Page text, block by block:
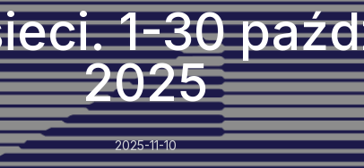
1-30
2025
2025-11-10